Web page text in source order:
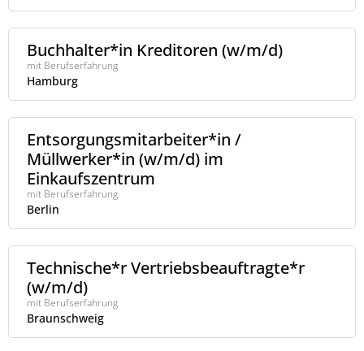
Buchhalter*in Kreditoren (w/m/d)
mit Berufserfahrung
Hamburg
Entsorgungsmitarbeiter*in /
Müllwerker*in (w/m/d) im
Einkaufszentrum
mit Berufserfahrung
Berlin
Technische*r Vertriebsbeauftragte*r
(w/m/d)
mit Berufserfahrung
Braunschweig